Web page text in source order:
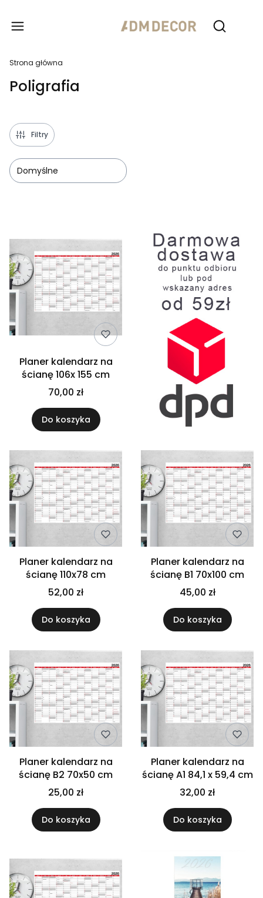
Otwórz
Strona główna
Poligrafia
Filtry
Domyślne
Planer kalendarz na
ścianę 106x 155 cm
70,00 zł
Do koszyka
Planer kalendarz na
ścianę 110x78 cm
52,00 zł
Do koszyka
Planer kalendarz na
ścianę B1 70x100 cm
45,00 zł
Do koszyka
Planer kalendarz na
ścianę B2 70x50 cm
25,00 zł
Do koszyka
Planer kalendarz na
ścianę A1 84,1 x 59,4 cm
32,00 zł
Do koszyka